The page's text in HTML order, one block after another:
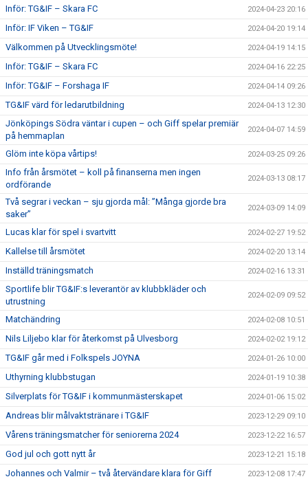
Inför: TG&IF – Skara FC 2024-04-23 20:16
Inför: IF Viken – TG&IF 2024-04-20 19:14
Välkommen på Utvecklingsmöte! 2024-04-19 14:15
Inför: TG&IF – Skara FC 2024-04-16 22:25
Inför: TG&IF – Forshaga IF 2024-04-14 09:26
TG&IF värd för ledarutbildning 2024-04-13 12:30
Jönköpings Södra väntar i cupen – och Giff spelar premiär
på hemmaplan
2024-04-07 14:59
Glöm inte köpa vårtips! 2024-03-25 09:26
Info från årsmötet – koll på finanserna men ingen
ordförande
2024-03-13 08:17
Två segrar i veckan – sju gjorda mål: ”Många gjorde bra
saker”
2024-03-09 14:09
Lucas klar för spel i svartvitt 2024-02-27 19:52
Kallelse till årsmötet 2024-02-20 13:14
Inställd träningsmatch 2024-02-16 13:31
Sportlife blir TG&IF:s leverantör av klubbkläder och
utrustning
2024-02-09 09:52
Matchändring 2024-02-08 10:51
Nils Liljebo klar för återkomst på Ulvesborg 2024-02-02 19:12
TG&IF går med i Folkspels JOYNA 2024-01-26 10:00
Uthyrning klubbstugan 2024-01-19 10:38
Silverplats för TG&IF i kommunmästerskapet 2024-01-06 15:02
Andreas blir målvaktstränare i TG&IF 2023-12-29 09:10
Vårens träningsmatcher för seniorerna 2024 2023-12-22 16:57
God jul och gott nytt år 2023-12-21 15:18
Johannes och Valmir – två återvändare klara för Giff 2023-12-08 17:47